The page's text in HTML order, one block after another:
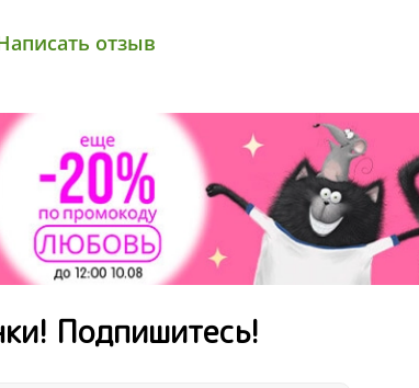
отзыв
Подпишитесь!